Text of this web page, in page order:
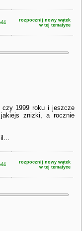
rozpocznij nowy wątek
w tej tematyce
czy 1999 roku i jeszcze
znizki, a rocznie
rozpocznij nowy wątek
w tej tematyce